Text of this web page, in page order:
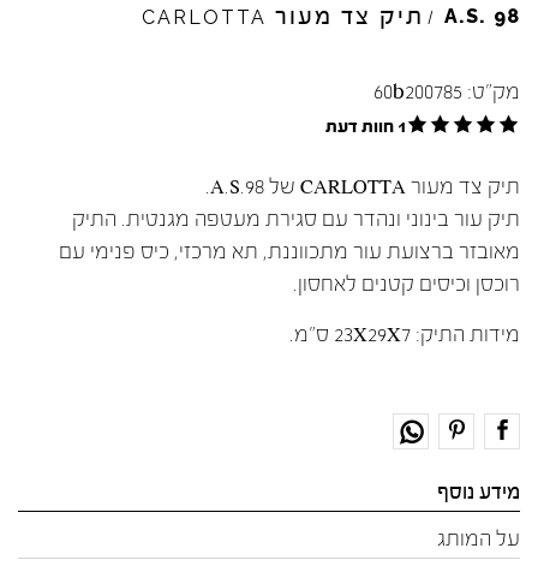
A.S. 98
/ תיק צד מעור CARLOTTA
מק"ט: 60b200785
1 חוות דעת
תיק צד מעור CARLOTTA של A.S.98.
תיק עור בינוני ונהדר עם סגירת מעטפה מגנטית. התיק
מאובזר ברצועת עור מתכווננת, תא מרכזי, כיס פנימי עם
רוכסן וכיסים קטנים לאחסון.
מידות התיק: 23X29X7 ס"מ.
מידע נוסף
על המותג